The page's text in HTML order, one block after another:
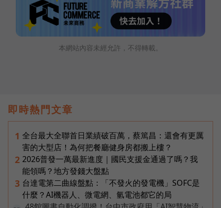
本網站內容未經允許，不得轉載。
即時熱門文章
1 全台最大全聯首日業績破百萬，蔡篤昌：還會有更厲
害的大型店！為何把餐廳健身房都搬上樓？
2 2026普發一萬最新進度｜國民支援金通過了嗎？我
能領嗎？地方發錢大盤點
3 台達電第二曲線盤點：「不發火的發電機」SOFC是
什麼？AI機器人、微電網、氫電池都它的局